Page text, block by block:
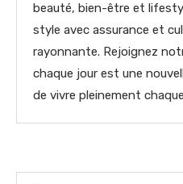
beauté, bien-être et
style avec assurance et
rayonnante. Rejoignez
chaque jour est une
de vivre pleinement